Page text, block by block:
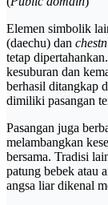
Elemen simbolik
(daechu) dan
tetap
kesuburan dan
berhasil ditangkap
dimiliki pasangan
Pasangan juga
melambangkan
bersama. Tradisi
patung bebek atau
angsa liar dikenal